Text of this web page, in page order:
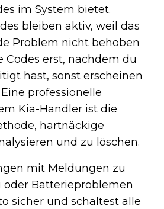
im System bietet.
bleiben aktiv, weil das
Problem nicht behoben
Codes erst, nachdem du
hast, sonst erscheinen
professionelle
Kia-Händler ist die
hartnäckige
und zu löschen.
mit Meldungen zu
oder Batterieproblemen
sicher und schaltest alle